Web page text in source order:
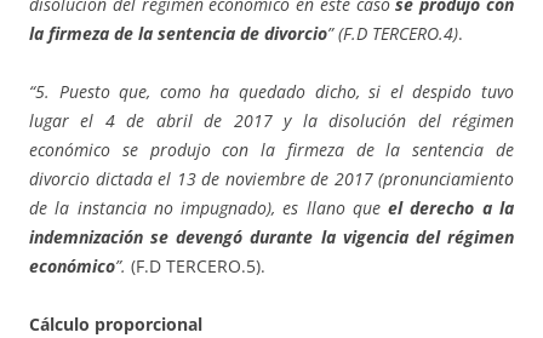
disolución del régimen económico en este casose produjo con
la firmeza de la sentencia de divorcio” (F.D TERCERO.4).
“5. Puesto que, como ha quedado dicho, si el despido tuvo
lugar el 4 de abril de 2017 y la disolución del régimen
económico se produjo con la firmeza de la sentencia de
divorcio dictada el 13 de noviembre de 2017 (pronunciamiento
de la instancia no impugnado), es llano queel derecho a la
indemnización se devengó durante la vigencia del régimen
económico”. (F.D TERCERO.5).
Cálculo proporcional